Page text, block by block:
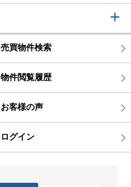
売買物件検索
物件閲覧履歴
お客様の声
ログイン